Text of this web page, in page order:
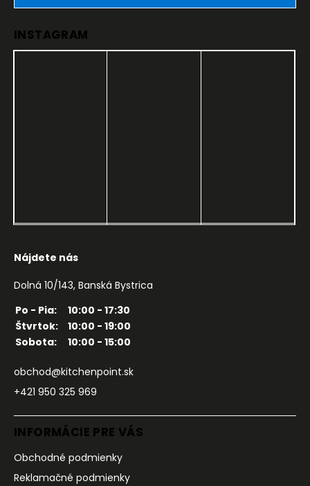
INSTAGRAM
Nájdete nás
Dolná 10/143, Banská Bystrica
Po - Pia:
10:00 - 17:30
Štvrtok:
10:00 - 19:00
Sobota:
10:00 - 15:00
obchod@kitchenpoint.sk
+421 950 325 969
INFORMÁCIE PRE VÁS
Obchodné podmienky
Reklamačné podmienky